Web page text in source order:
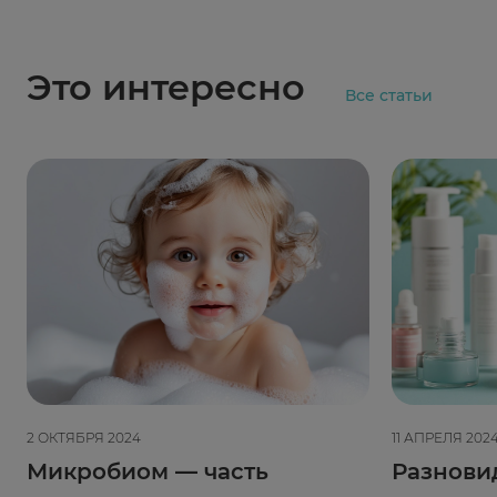
Это интересно Все статьи
2 ОКТЯБРЯ 2024
Микробиом — часть
11 АПРЕЛЯ